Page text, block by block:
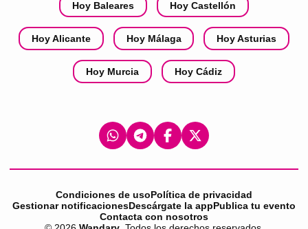
Hoy Baleares Hoy Castellón
Hoy Alicante Hoy Málaga Hoy Asturias
Hoy Murcia Hoy Cádiz
Condiciones de usoPolítica de privacidad
Gestionar notificacionesDescárgate la appPublica tu evento
Contacta con nosotros